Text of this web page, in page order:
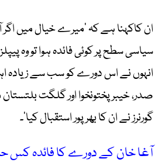
ان کاکہنا ہے کہ ’میرے خیال میں
سیاسی سطح پر کوئی فائدہ ہوا تو وہ
انہوں نے اس دورے کو سب سے زیادہ
صدر، خیبر پختونخوا اور گلگت
گورنرز نے ان کا بھرپور استقبال کیا‘۔
آغا خان کے دورے کا فائدہ کس